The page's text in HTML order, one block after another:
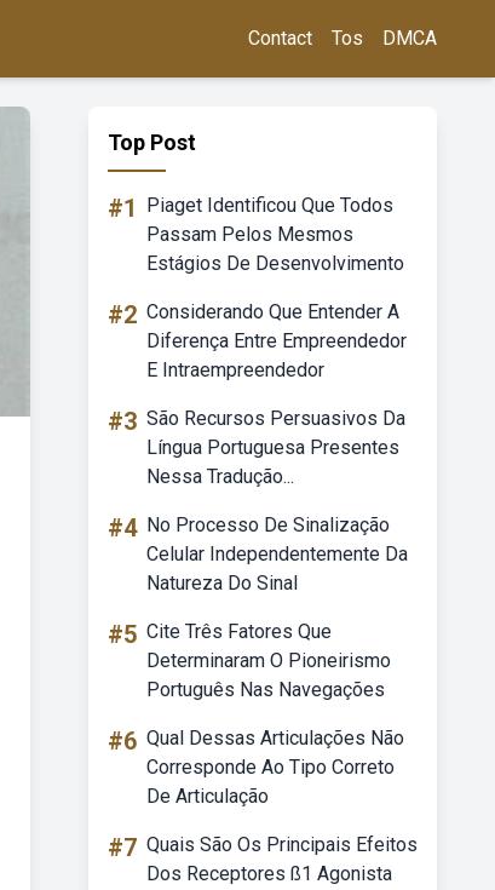
Contact Tos DMCA
Top Post
#1
Piaget Identificou Que Todos
Passam Pelos Mesmos
Estágios De Desenvolvimento
#2 Considerando Que Entender A
Diferença Entre Empreendedor
E Intraempreendedor
#3 São Recursos Persuasivos Da
Língua Portuguesa Presentes
Nessa Tradução...
#4 No Processo De Sinalização
Celular Independentemente Da
Natureza Do Sinal
#5 Cite Três Fatores Que
Determinaram O Pioneirismo
Português Nas Navegações
#6 Qual Dessas Articulações Não
Corresponde Ao Tipo Correto
De Articulação
#7 Quais São Os Principais Efeitos
Dos Receptores ß1 Agonista